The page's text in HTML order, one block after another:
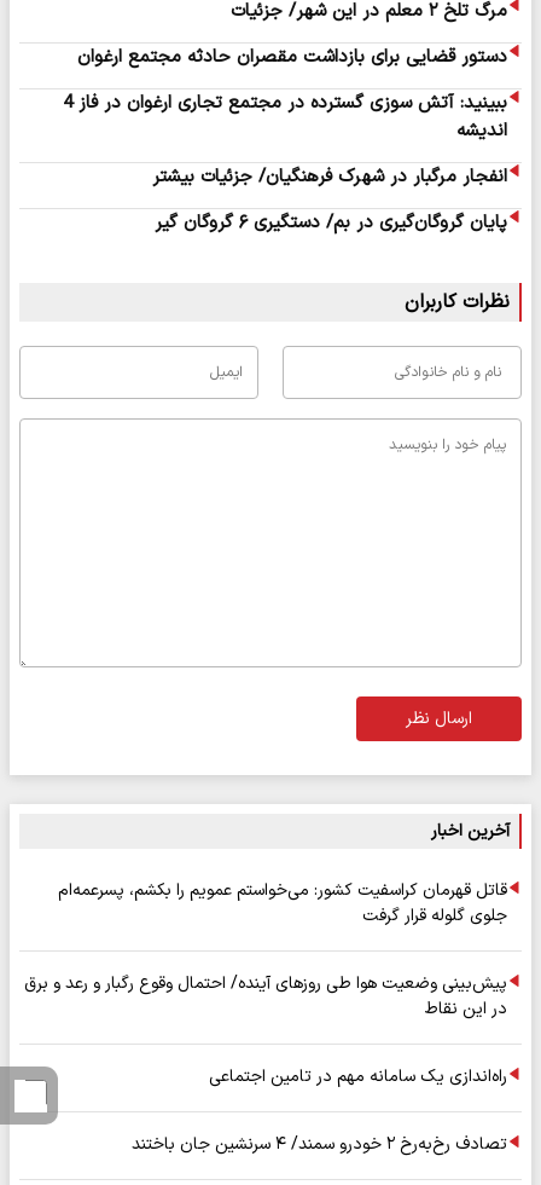
مرگ تلخ ۲ معلم در این شهر/ جزئیات
دستور قضایی برای بازداشت مقصران حادثه مجتمع ارغوان
ببینید: آتش سوزی گسترده در مجتمع تجاری ارغوان در فاز 4
اندیشه
انفجار مرگبار در شهرک فرهنگیان/ جزئیات بیشتر
پایان گروگان‌گیری در بم/ دستگیری ۶ گروگان گیر
نظرات کاربران
ارسال نظر
آخرین اخبار
قاتل قهرمان کراسفیت کشور: می‌خواستم عمویم را بکشم، پسرعمه‌ام
جلوی گلوله قرار گرفت
پیش‌بینی وضعیت هوا طی روزهای آینده/ احتمال وقوع رگبار و رعد و برق
در این نقاط
راه‌اندازی یک سامانه مهم در تامین اجتماعی
تصادف رخ‌به‌رخ ۲ خودرو سمند/ ۴ سرنشین جان باختند